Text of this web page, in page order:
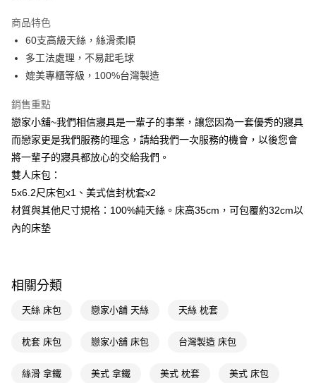
Apple Pay
街口支付
Google Pay
AFTEE先享後付
相關說明
【關於「AFTEE先享後付」】
AFTEE先享後付是「在收到商品之後才付款」的支付方式。 讓您購物簡單
便利好安心！
１．簡單：不需註冊會員、不需綁卡、不需儲值。
２．便利：只要手機號碼，簡訊認證，即可結帳。
結帳頁面，進行簡訊認證並確認金額後，即可完成結帳。
３．收到繳費通知簡訊後14天內，點擊此簡訊中的連結，可透過四大超商／
※ 請注意：結帳手續完成當下不需立刻繳費，但若您需要取消訂單，請聯絡
※ 交易是否成功請以「AFTEE先享後付 」之結帳頁面顯示為準，若有關於
運送方式
宅配(廠商直送🚚)
每筆NT$100，滿NT$590(含以上)免運費
每筆NT$300
商品特色
60支高級天絲，絲滑柔順
多工法處理，不易起毛球
媲美專櫃等級，100%台灣製造
銷售重點
戀家小舖~我們相信寢具是一輩子的事業，讓您因為一套優秀的寢具
而戀家更是我們服務的理念，請給我們一次服務的機會，以後您會
將一輩子的寢具都放心的交給我們。
雙人床包：
5x6.2尺床包x1、美式信封枕套x2
材質與其他尺寸規格：100%純天絲。床高35cm，可包覆約32cm以
內的床墊
相關分類
天絲 床包 戀家小舖 天絲 天絲 枕套
枕套 床包 戀家小舖 床包 台灣製造 床包
絲滑 拿鐵 美式 拿鐵 美式 枕套 美式 床包